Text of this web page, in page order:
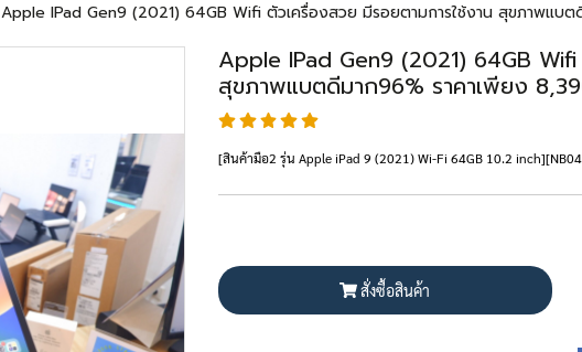
Apple IPad Gen9 (2021) 64GB Wifi ตัวเครื่องสวย มีรอยตามการใช้งาน สุขภาพแบ
Apple IPad Gen9 (2021) 64GB
สุขภาพแบตดีมาก96% ราคาเพียง
[สินค้ามือ2 รุ่น Apple iPad 9 (2021) Wi-Fi 64GB 10.2
สั่งซื้อสินค้า